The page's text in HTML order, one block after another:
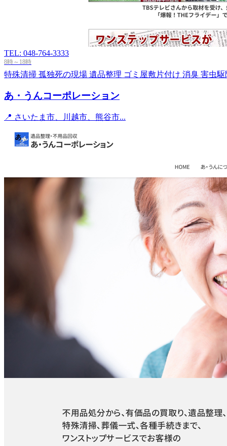
TEL: 048-764-3333
8時～18時
特殊清掃 孤独死の現場 遺品整理 ゴミ屋敷片付け 消臭 害虫駆
あ・うんコーポレーション
📍 さいたま市、川越市、熊谷市...